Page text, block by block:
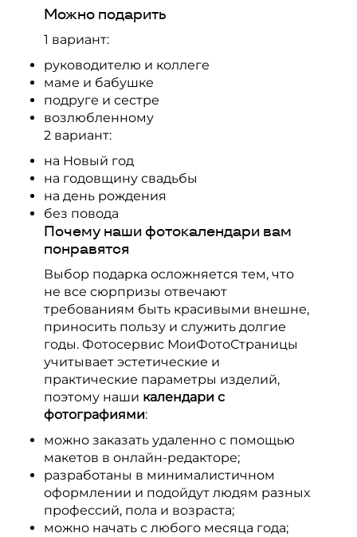
Можно подарить
1 вариант:
руководителю и коллеге
маме и бабушке
подруге и сестре
возлюбленному
2 вариант:
на Новый год
на годовщину свадьбы
на день рождения
без повода
Почему наши фотокалендари вам
понравятся
Выбор подарка осложняется тем, что
не все сюрпризы отвечают
требованиям быть красивыми внешне,
приносить пользу и служить долгие
годы. Фотосервис МоиФотоСтраницы
учитывает эстетические и
практические параметры изделий,
поэтому наши календари с
фотографиями:
можно заказать удаленно с помощью
макетов в онлайн-редакторе;
разработаны в минималистичном
оформлении и подойдут людям разных
профессий, пола и возраста;
можно начать с любого месяца года;